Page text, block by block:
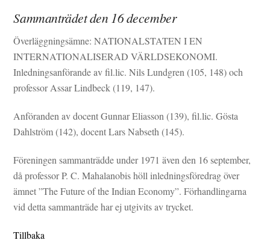
Sammanträdet den 16 december
Överläggningsämne: NATIONALSTATEN I EN
INTERNATIONALISERAD VÄRLDSEKONOMI.
Inledningsanförande av fil.lic. Nils Lundgren (105, 148) och
professor Assar Lindbeck (119, 147).
Anföranden av docent Gunnar Eliasson (139), fil.lic. Gösta
Dahlström (142), docent Lars Nabseth (145).
Föreningen sammanträdde under 1971 även den 16 september,
då professor P. C. Mahalanobis höll inledningsföredrag över
ämnet ”The Future of the Indian Economy”. Förhandlingarna
vid detta sammanträde har ej utgivits av trycket.
Tillbaka